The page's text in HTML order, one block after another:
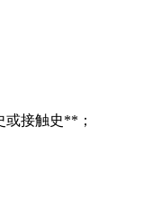
接触史**；